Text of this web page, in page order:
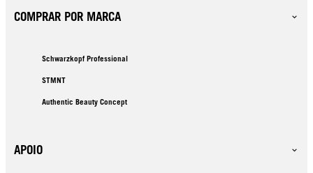
COMPRAR POR MARCA
Schwarzkopf Professional
STMNT
Authentic Beauty Concept
APOIO